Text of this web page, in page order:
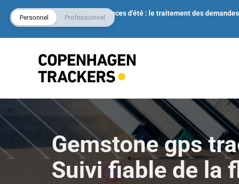
☀️ Vacances d'été : le traitement des
Gemstone gps
Suivi fiable de la
Personnel Professionnel